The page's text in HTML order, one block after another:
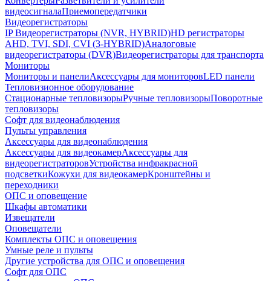
видеосигналаПриемопередатчики
Видеорегистраторы
IP Видеорегистраторы (NVR, HYBRID)HD регистраторы
AHD, TVI, SDI, CVI (3-HYBRID)Аналоговые
видеорегистраторы (DVR)Видеорегистраторы для транспорта
Мониторы
Мониторы и панелиАксессуары для мониторовLED панели
Тепловизионное оборудование
Стационарные тепловизорыРучные тепловизорыПоворотные
тепловизоры
Софт для видеонаблюдения
Пульты управления
Аксессуары для видеонаблюдения
Аксессуары для видеокамерАксессуары для
видеорегистраторовУстройства инфракрасной
подсветкиКожухи для видеокамерКронштейны и
переходники
ОПС и оповещение
Шкафы автоматики
Извещатели
Оповещатели
Комплекты ОПС и оповещения
Умные реле и пульты
Другие устройства для ОПС и оповещения
Софт для ОПС